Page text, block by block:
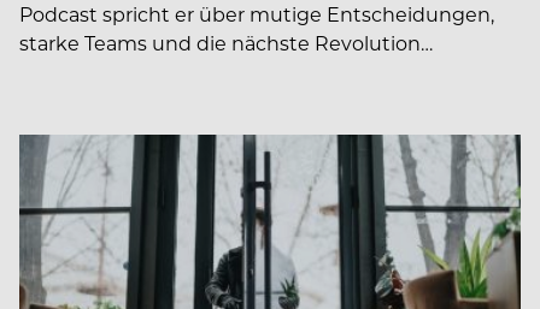
Podcast spricht er über mutige Entscheidungen,
starke Teams und die nächste Revolution…